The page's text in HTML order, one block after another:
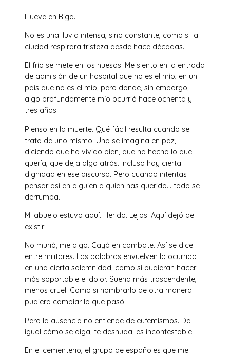
Llueve en Riga.
No es una lluvia intensa, sino constante, como si la
ciudad respirara tristeza desde hace décadas.
El frío se mete en los huesos. Me siento en la entrada
de admisión de un hospital que no es el mío, en un
país que no es el mío, pero donde, sin embargo,
algo profundamente mío ocurrió hace ochenta y
tres años.
Pienso en la muerte. Qué fácil resulta cuando se
trata de uno mismo. Uno se imagina en paz,
diciendo que ha vivido bien, que ha hecho lo que
quería, que deja algo atrás. Incluso hay cierta
dignidad en ese discurso. Pero cuando intentas
pensar así en alguien a quien has querido… todo se
derrumba.
Mi abuelo estuvo aquí. Herido. Lejos. Aquí dejó de
existir.
No murió, me digo. Cayó en combate. Así se dice
entre militares. Las palabras envuelven lo ocurrido
en una cierta solemnidad, como si pudieran hacer
más soportable el dolor. Suena más trascendente,
menos cruel. Como si nombrarlo de otra manera
pudiera cambiar lo que pasó.
Pero la ausencia no entiende de eufemismos. Da
igual cómo se diga, te desnuda, es incontestable.
En el cementerio, el grupo de españoles que me